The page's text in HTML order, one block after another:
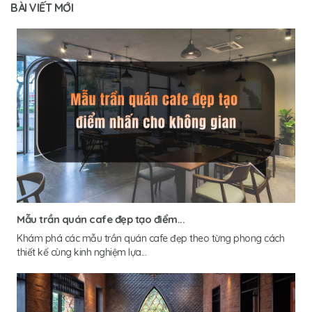
BÀI VIẾT MỚI
Mẫu trần quán cafe đẹp tạo điểm...
Khám phá các mẫu trần quán cafe đẹp theo từng phong cách
thiết kế cùng kinh nghiệm lựa...